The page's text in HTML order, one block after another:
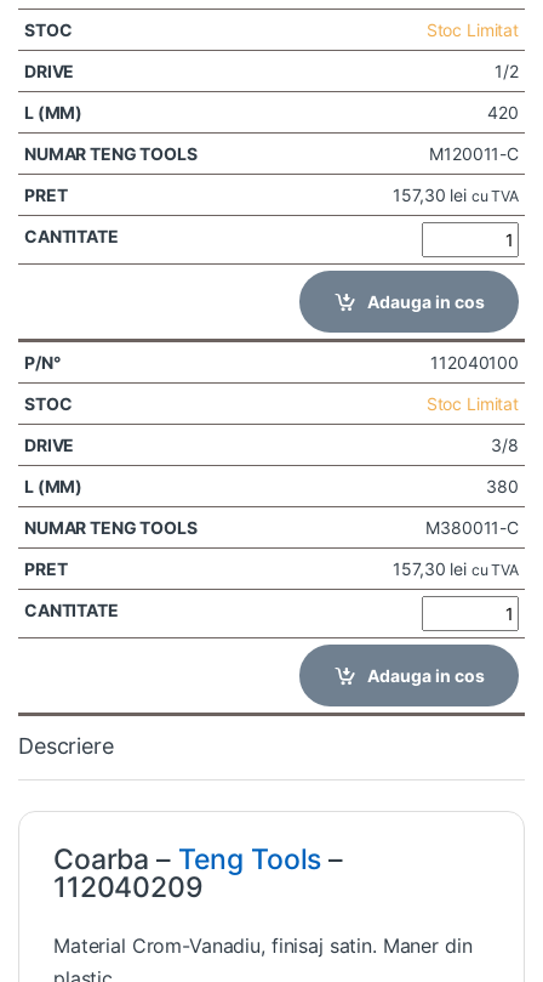
Stoc Limitat
1/2
420
M120011-C
157,30 lei cu TVA
Adauga in cos
112040100
Stoc Limitat
3/8
380
M380011-C
157,30 lei cu TVA
Adauga in cos
Descriere
Coarba – Teng Tools –
112040209
Material Crom-Vanadiu, finisaj satin. Maner din